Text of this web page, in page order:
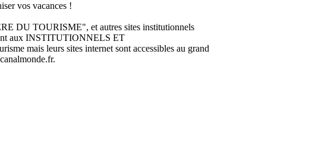
vos vacances !
DU TOURISME", et autres sites institutionnels
aux INSTITUTIONNELS ET
mais leurs sites internet sont accessibles au grand